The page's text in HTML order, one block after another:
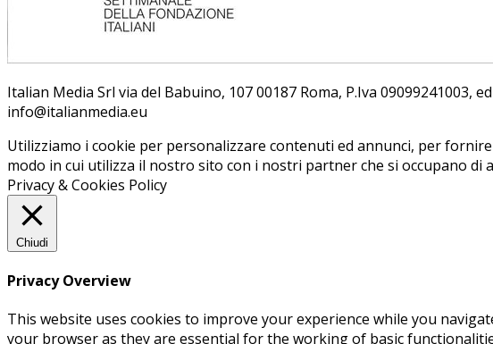
Ita­lian Me­dia Srl via del Ba­bui­no, 107 00187 Roma, P.Iva
info@ita­lian­me­dia.eu
Utilizziamo i cookie per personalizzare contenuti ed annunci, per
modo in cui utilizza il nostro sito con i nostri partner che si occupano di
Privacy & Cookies Policy
Chiudi
Privacy Overview
This website uses cookies to improve your experience while you
your browser as they are essential for the working of basic